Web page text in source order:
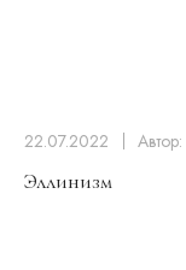
22.07.2022 Автор:
Эллинизм